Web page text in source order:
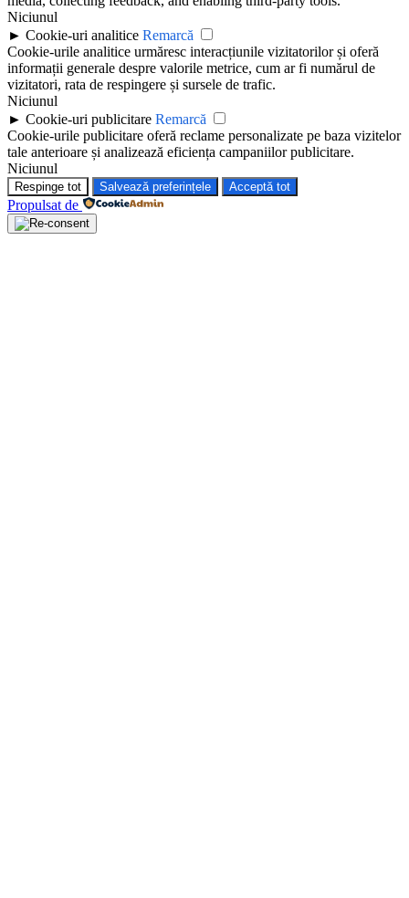
Niciunul
► Cookie-uri analitice Remarcă
Cookie-urile analitice urmăresc interacțiunile vizitatorilor și oferă
informații generale despre valorile metrice, cum ar fi numărul de
vizitatori, rata de respingere și sursele de trafic.
Niciunul
► Cookie-uri publicitare Remarcă
Cookie-urile publicitare oferă reclame personalizate pe baza vizitelor
tale anterioare și analizează eficiența campaniilor publicitare.
Niciunul
Respinge tot Salvează preferințele Acceptă tot
Propulsat de